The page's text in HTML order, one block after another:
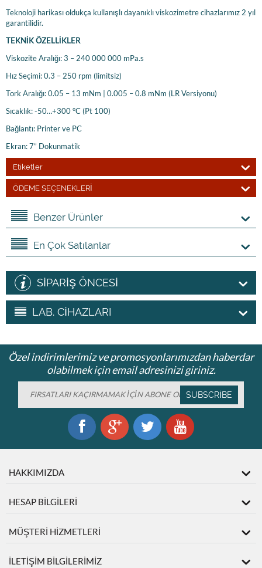
Teknoloji harikası oldukça kullanışlı dayanıklı viskozimetre cihazlarımız 2 yıl
garantilidir.
TEKNİK ÖZELLİKLER
Viskozite Aralığı: 3 – 240 000 000 mPa.s
Hız Seçimi: 0.3 – 250 rpm (limitsiz)
Tork Aralığı: 0.05 – 13 mNm | 0.005 – 0.8 mNm (LR Versiyonu)
Sıcaklık: -50…+300 °C (Pt 100)
Bağlantı: Printer ve PC
Ekran: 7” Dokunmatik
Etiketler
ÖDEME SEÇENEKLERİ
Benzer Ürünler
En Çok Satılanlar
SİPARİŞ ÖNCESİ
LAB. CİHAZLARI
Özel indirimlerimiz ve promosyonlarımızdan haberdar
olabilmek için email adresinizi giriniz.
SUBSCRIBE
HAKKIMIZDA
HESAP BİLGİLERİ
MÜŞTERİ HİZMETLERİ
İLETİŞİM BİLGİLERİMİZ